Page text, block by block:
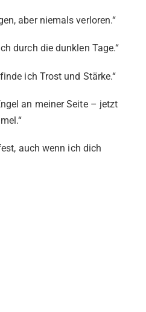
aber niemals verloren.“
durch die dunklen Tage.“
ich Trost und Stärke.“
an meiner Seite – jetzt
auch wenn ich dich